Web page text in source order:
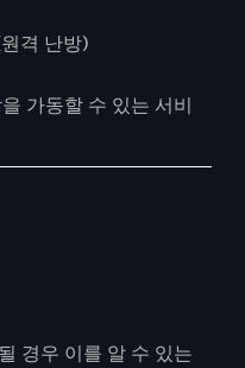
격 난방)
가동할 수 있는 서비
경우 이를 알 수 있는